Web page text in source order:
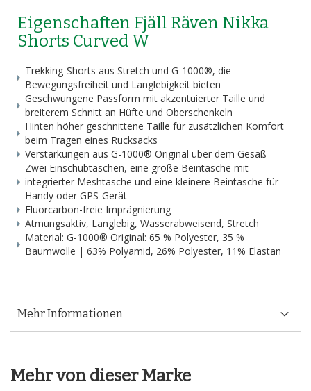
Eigenschaften Fjäll Räven Nikka
Shorts Curved W
Trekking-Shorts aus Stretch und G-1000®, die
Bewegungsfreiheit und Langlebigkeit bieten
Geschwungene Passform mit akzentuierter Taille und
breiterem Schnitt an Hüfte und Oberschenkeln
Hinten höher geschnittene Taille für zusätzlichen Komfort
beim Tragen eines Rucksacks
Verstärkungen aus G-1000® Original über dem Gesäß
Zwei Einschubtaschen, eine große Beintasche mit
integrierter Meshtasche und eine kleinere Beintasche für
Handy oder GPS-Gerät
Fluorcarbon-freie Imprägnierung
Atmungsaktiv, Langlebig, Wasserabweisend, Stretch
Material: G-1000® Original: 65 % Polyester, 35 %
Baumwolle | 63% Polyamid, 26% Polyester, 11% Elastan
Mehr Informationen
Mehr von dieser Marke